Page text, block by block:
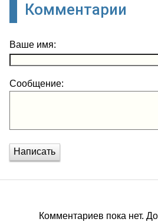
Комментарии
Ваше имя:
Сообщение:
Написать
Комментариев пока нет.